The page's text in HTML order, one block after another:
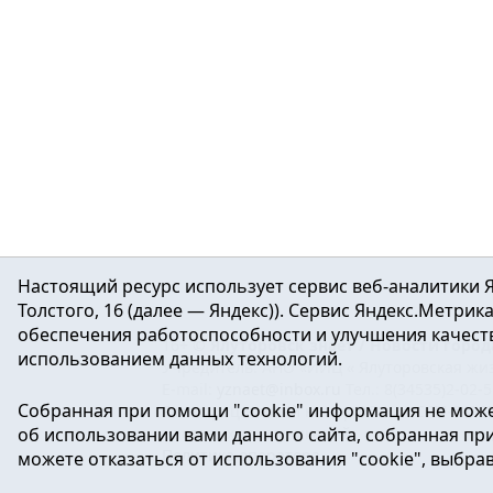
16+ ©Ялуторовск знает / Новости
Учредитель: АНО «ИИЦ « Ялуторовская
Регистрационный номер ЭЛ № ФС 77-
массовых коммуникаций.
Политика оператора
Настоящий ресурс использует сервис веб-
Толстого, 16 (далее — Яндекс)). Сервис
обеспечения работоспособности и улучшения
использованием данных технологий.
Собранная при помощи "cookie" информация не
об использовании вами данного сайта, собранная
можете отказаться от использования "cookie",